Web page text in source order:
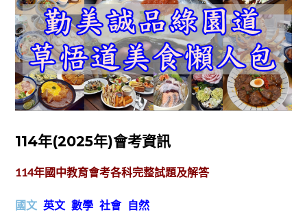
114年(2025年)會考資訊
114年國中教育會考各科完整試題及解答
國文 英文 數學 社會 自然